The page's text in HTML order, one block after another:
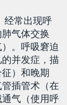
经常出现呼
气体交换
。呼吸窘迫
并发症，描
）和晚期
插管术（在
气（使用呼